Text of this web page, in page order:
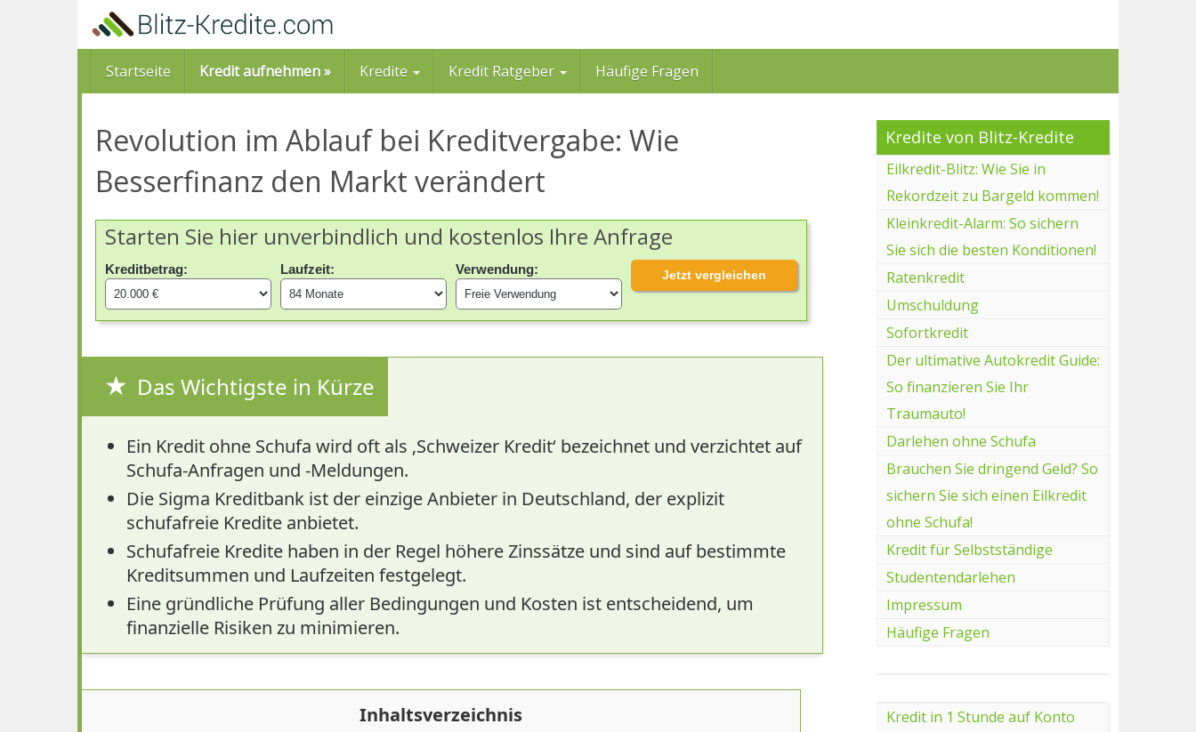
Startseite Kredit aufnehmen » Kredite Kredit Ratgeber Häufige Fragen
Revolution im Ablauf bei Kreditvergabe: Wie
Besserfinanz den Markt verändert
Starten Sie hier unverbindlich und kostenlos Ihre Anfrage
Kreditbetrag: Laufzeit: Verwendung: Jetzt vergleichen
Das Wichtigste in Kürze
Ein Kredit ohne Schufa wird oft als ‚Schweizer Kredit‘ bezeichnet und verzichtet auf
Schufa-Anfragen und -Meldungen.
Die Sigma Kreditbank ist der einzige Anbieter in Deutschland, der explizit
schufafreie Kredite anbietet.
Schufafreie Kredite haben in der Regel höhere Zinssätze und sind auf bestimmte
Kreditsummen und Laufzeiten festgelegt.
Eine gründliche Prüfung aller Bedingungen und Kosten ist entscheidend, um
finanzielle Risiken zu minimieren.
Inhaltsverzeichnis
Kredite von Blitz-Kredite
Eilkredit-Blitz: Wie Sie in
Rekordzeit zu Bargeld kommen!
Kleinkredit-Alarm: So sichern
Sie sich die besten Konditionen!
Ratenkredit
Umschuldung
Sofortkredit
Der ultimative Autokredit Guide:
So finanzieren Sie Ihr
Traumauto!
Darlehen ohne Schufa
Brauchen Sie dringend Geld? So
sichern Sie sich einen Eilkredit
ohne Schufa!
Kredit für Selbstständige
Studentendarlehen
Impressum
Häufige Fragen
Kredit in 1 Stunde auf Konto